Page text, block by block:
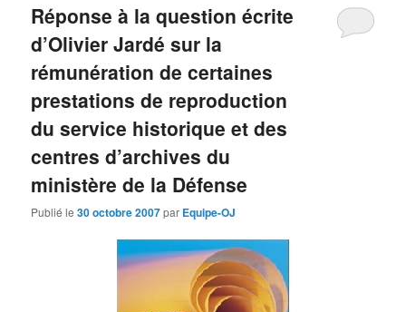
Réponse à la question écrite
d’Olivier Jardé sur la
rémunération de certaines
prestations de reproduction
du service historique et des
centres d’archives du
ministère de la Défense
Publié le30 octobre 2007par Equipe-OJ